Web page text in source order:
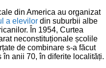
din America au organizat
a elevilor din suburbii albe
În 1954, Curtea
neconstituționale școlile
de combinare s-a făcut
anii 70, în diferite localități.